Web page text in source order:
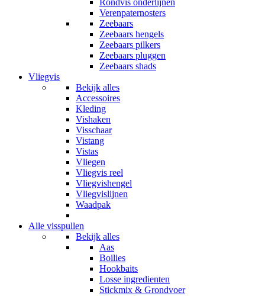
Rondvis onderlijnen
Verenpaternosters
Zeebaars
Zeebaars hengels
Zeebaars pilkers
Zeebaars pluggen
Zeebaars shads
Vliegvis
Bekijk alles
Accessoires
Kleding
Vishaken
Visschaar
Vistang
Vistas
Vliegen
Vliegvis reel
Vliegvishengel
Vliegvislijnen
Waadpak
Alle visspullen
Bekijk alles
Aas
Boilies
Hookbaits
Losse ingredienten
Stickmix & Grondvoer